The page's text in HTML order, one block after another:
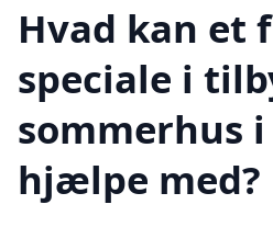
Hvad kan et
speciale i
sommerhus
hjælpe med?